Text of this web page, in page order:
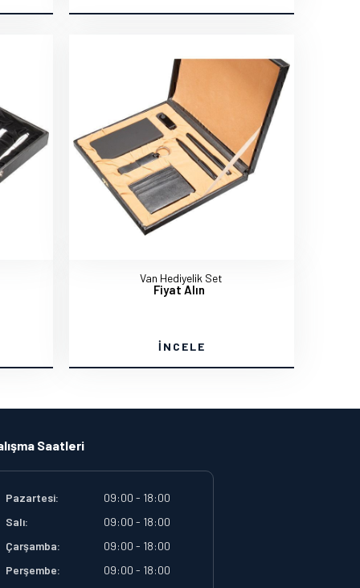
Van Hediyelik Set
Fiyat Alın
İNCELE
Saatleri
Pazartesi:
09:00 - 18:00
Salı:
09:00 - 18:00
Çarşamba:
09:00 - 18:00
Perşembe:
09:00 - 18:00